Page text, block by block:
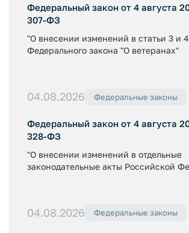
Федеральный закон от 4 августа
307-ФЗ
"О внесении изменений в статьи 3 и 4
Федерального закона "О ветеранах"
04.08.2026 Федеральные законы
Федеральный закон от 4 августа
328-ФЗ
"О внесении изменений в отдельные
законодательные акты Российской
04.08.2026 Федеральные законы